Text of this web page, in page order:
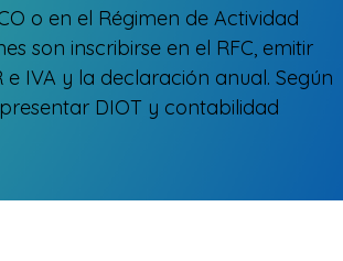
o en el Régimen de Actividad
son inscribirse en el RFC, emitir
IVA y la declaración anual. Según
DIOT y contabilidad